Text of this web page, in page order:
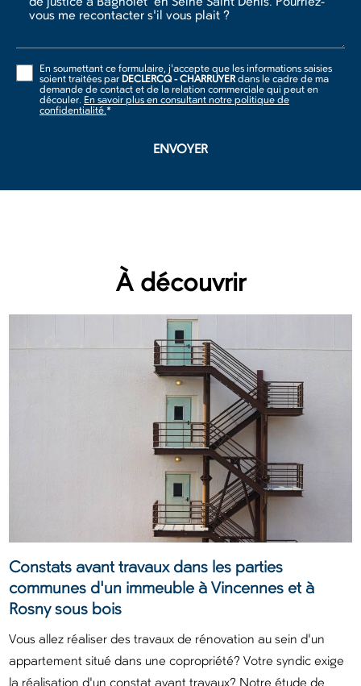
En soumettant ce formulaire, j'accepte que les informations saisies
soient traitées par DECLERCQ - CHARRUYERdans le cadre de ma
demande de contact et de la relation commerciale qui peut en
découler. En savoir plus en consultant notre politique de
confidentialité.*
À découvrir
Constats avant travaux dans les parties
communes d'un immeuble à Vincennes et à
Rosny sous bois
Vous allez réaliser des travaux de rénovation au sein d'un
appartement situé dans une copropriété? Votre syndic exige